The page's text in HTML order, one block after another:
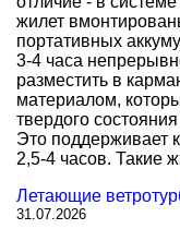
жилет
портативных
3-4 часа
разместить в
материалом,
твердого
Это поддерживает
2,5-4 часов. Такие
Летающие
31.07.2026